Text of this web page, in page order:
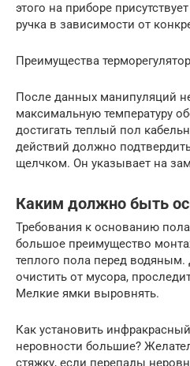
этого на приборе
ручка в зависимости от
Преимущества
После данных манипуляций
максимальную температуру
достигать теплый пол
действий должно
щелчком. Он указывает на
Каким должно быть
Требования к основанию
большое преимущество
теплого пола перед
очистить от мусора,
Мелкие ямки выровнять.
Как установить
неровности большие?
стяжку, если перепады